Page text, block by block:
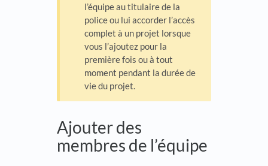
l’équipe au titulaire de la
police ou lui accorder l’accès
complet à un projet lorsque
vous l’ajoutez pour la
première fois ou à tout
moment pendant la durée de
vie du projet.
Ajouter des
membres de l’équipe